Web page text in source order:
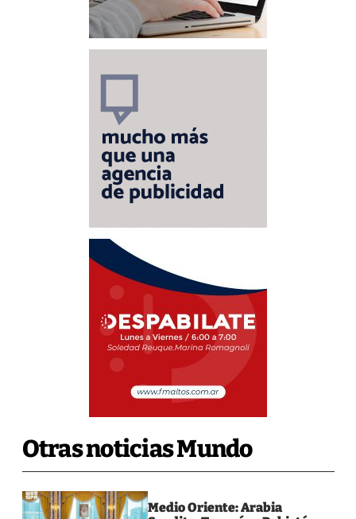
Otras noticias Mundo
Medio Oriente: Arabia